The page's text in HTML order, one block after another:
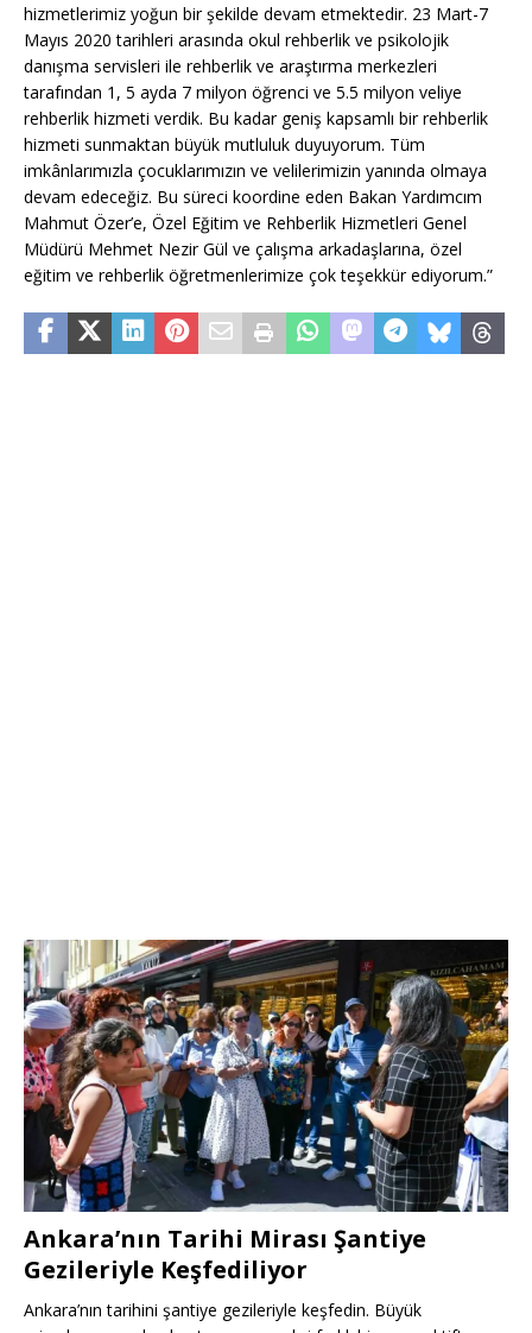
hizmetlerimiz yoğun bir şekilde devam etmektedir. 23 Mart-7
Mayıs 2020 tarihleri arasında okul rehberlik ve psikolojik
danışma servisleri ile rehberlik ve araştırma merkezleri
tarafından 1, 5 ayda 7 milyon öğrenci ve 5.5 milyon veliye
rehberlik hizmeti verdik. Bu kadar geniş kapsamlı bir rehberlik
hizmeti sunmaktan büyük mutluluk duyuyorum. Tüm
imkânlarımızla çocuklarımızın ve velilerimizin yanında olmaya
devam edeceğiz. Bu süreci koordine eden Bakan Yardımcım
Mahmut Özer’e, Özel Eğitim ve Rehberlik Hizmetleri Genel
Müdürü Mehmet Nezir Gül ve çalışma arkadaşlarına, özel
eğitim ve rehberlik öğretmenlerimize çok teşekkür ediyorum.”
Ankara’nın Tarihi Mirası Şantiye
Gezileriyle Keşfediliyor
Ankara’nın tarihini şantiye gezileriyle keşfedin. Büyük